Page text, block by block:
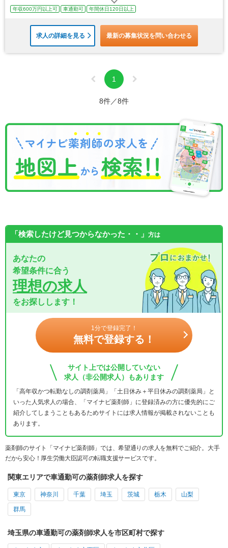
年収600万円以上可 車通勤可 年間休日120日以上
求人の詳細を見る 最新の募集状況を問い合わせる
1
8件／8件
「検索したけど見つからなかった・・」 方は
あなたの
希望条件に合う
理想の求人
をお探しします！
1分で登録完了！
無料で登録する！
サイト上では公開していない
求人（非公開求人）もあります
「高年収かつ転勤なしの調剤薬局」「土日休み＋平日休みの調剤薬局」と
いった人気求人の場合、「マイナビ薬剤師」に登録済みの方に優先的にご
紹介してしまうこともあるためサイトには求人情報が掲載されないことも
あります。
薬剤師のサイト「マイナビ薬剤師」では、希望通りの求人を無料でご紹介。大手
だから安心！厚生労働大臣認可の転職支援サービスです。
関東エリアで車通勤可の薬剤師求人を探す
東京 神奈川 千葉 埼玉 茨城 栃木 山梨
群馬
埼玉県の車通勤可の薬剤師求人を市区町村で探す